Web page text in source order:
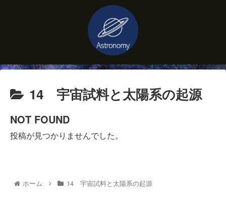
14 宇宙試料と太陽系の起源
NOT FOUND
投稿が見つかりませんでした。
ホーム 14 宇宙試料と太陽系の起源